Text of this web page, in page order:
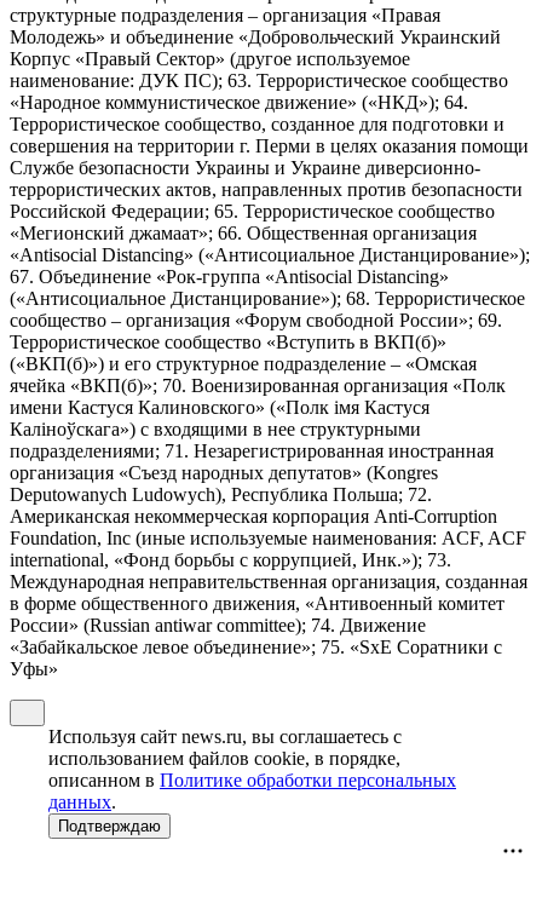
структурные подразделения – организация «Правая
Молодежь» и объединение «Добровольческий Украинский
Корпус «Правый Сектор» (другое используемое
наименование: ДУК ПС); 63. Террористическое сообщество
«Народное коммунистическое движение» («НКД»); 64.
Террористическое сообщество, созданное для подготовки и
совершения на территории г. Перми в целях оказания помощи
Службе безопасности Украины и Украине диверсионно-
террористических актов, направленных против безопасности
Российской Федерации; 65. Террористическое сообщество
«Мегионский джамаат»; 66. Общественная организация
«Antisocial Distancing» («Антисоциальное Дистанцирование»);
67. Объединение «Рок-группа «Antisocial Distancing»
(«Антисоциальное Дистанцирование»); 68. Террористическое
сообщество – организация «Форум свободной России»; 69.
Террористическое сообщество «Вступить в ВКП(б)»
(«ВКП(б)») и его структурное подразделение – «Омская
ячейка «ВКП(б)»; 70. Военизированная организация «Полк
имени Кастуся Калиновского» («Полк iмя Кастуся
Калiноўскага») с входящими в нее структурными
подразделениями; 71. Незарегистрированная иностранная
организация «Съезд народных депутатов» (Kongres
Deputowanych Ludowych), Республика Польша; 72.
Американская некоммерческая корпорация Anti-Corruption
Foundation, Inc (иные используемые наименования: ACF, ACF
international, «Фонд борьбы с коррупцией, Инк.»); 73.
Международная неправительственная организация, созданная
в форме общественного движения, «Антивоенный комитет
России» (Russian antiwar committee); 74. Движение
«Забайкальское левое объединение»; 75. «SxE Соратники с
Уфы»
Используя сайт news.ru, вы соглашаетесь с
использованием файлов cookie, в порядке,
описанном в Политике обработки персональных
данных.
Подтверждаю